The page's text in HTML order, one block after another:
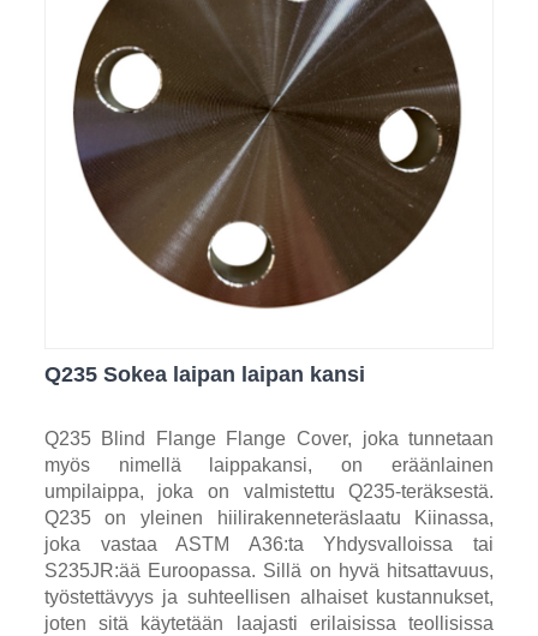
Q235 Sokea laipan laipan kansi
Q235 Blind Flange Flange Cover, joka tunnetaan
myös nimellä laippakansi, on eräänlainen
umpilaippa, joka on valmistettu Q235-teräksestä.
Q235 on yleinen hiilirakenneteräslaatu Kiinassa,
joka vastaa ASTM A36:ta Yhdysvalloissa tai
S235JR:ää Euroopassa. Sillä on hyvä hitsattavuus,
työstettävyys ja suhteellisen alhaiset kustannukset,
joten sitä käytetään laajasti erilaisissa teollisissa